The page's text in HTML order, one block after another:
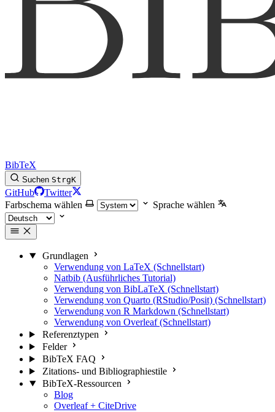
BibTeX
Suchen StrgK
GitHub
Twitter
Farbschema wählen
Sprache wählen
Grundlagen
Verwendung von LaTeX (Schnellstart)
Natbib (Ausführliches Tutorial)
Verwendung von BibLaTeX (Schnellstart)
Verwendung von Quarto (RStudio/Posit) (Schnellstart)
Verwendung von R Markdown (Schnellstart)
Verwendung von Overleaf (Schnellstart)
Referenztypen
Felder
BibTeX FAQ
Zitations- und Bibliographiestile
BibTeX-Ressourcen
Blog
Overleaf + CiteDrive